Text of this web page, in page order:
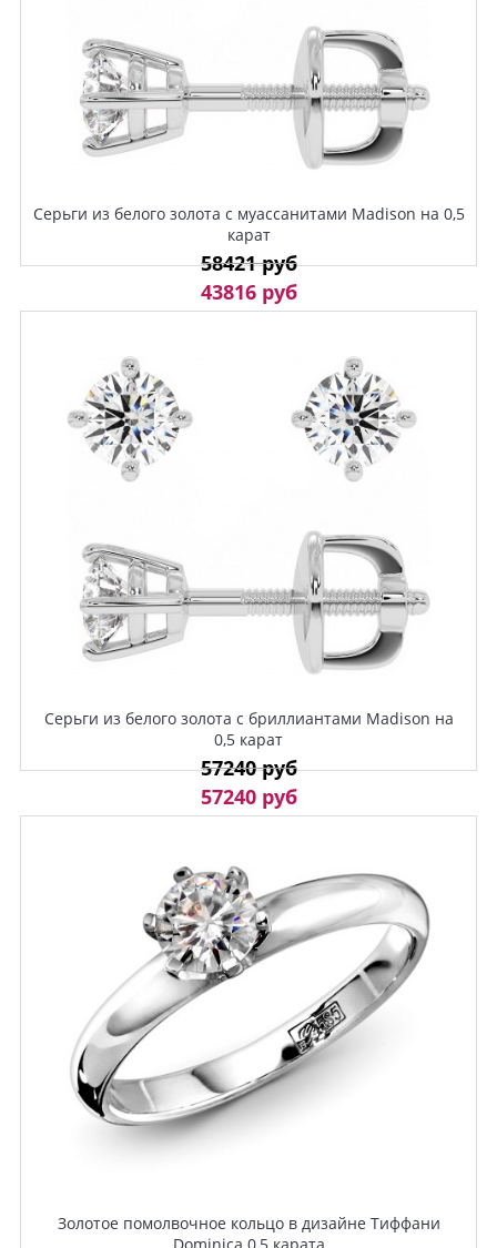
Серьги из белого золота с муассанитами Madison на 0,5
карат
58421 руб
43816 руб
Серьги из белого золота с бриллиантами Madison на
0,5 карат
57240 руб
57240 руб
Золотое помолвочное кольцо в дизайне Тиффани
Dominica 0,5 карата